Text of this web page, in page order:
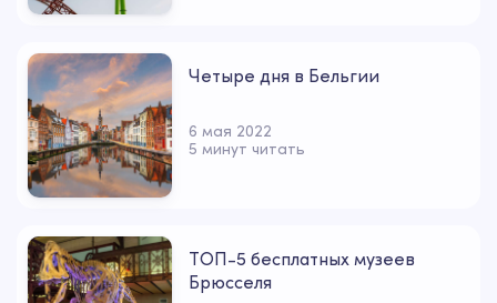
Четыре дня в Бельгии
6 мая 2022
5 минут читать
ТОП-5 бесплатных музеев
Брюсселя